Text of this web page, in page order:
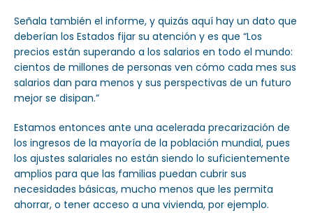
Señala también el informe, y quizás aquí hay un dato que
deberían los Estados fijar su atención y es que “Los
precios están superando a los salarios en todo el mundo:
cientos de millones de personas ven cómo cada mes sus
salarios dan para menos y sus perspectivas de un futuro
mejor se disipan.”
Estamos entonces ante una acelerada precarización de
los ingresos de la mayoría de la población mundial, pues
los ajustes salariales no están siendo lo suficientemente
amplios para que las familias puedan cubrir sus
necesidades básicas, mucho menos que les permita
ahorrar, o tener acceso a una vivienda, por ejemplo.